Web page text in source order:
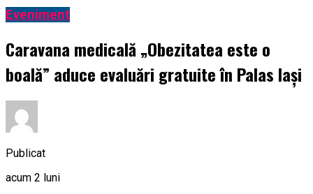
Eveniment
Caravana medicală „Obezitatea este o
boală” aduce evaluări gratuite în Palas Iași
Publicat
acum 2 luni